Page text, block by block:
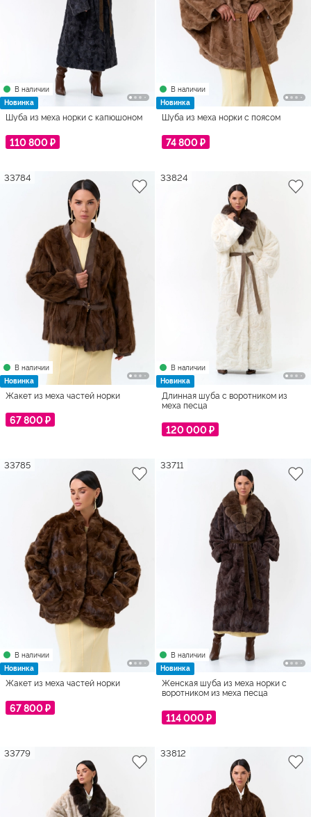
В наличии
Новинка
Шуба из меха норки с капюшоном
110 800 ₽
В наличии
Новинка
Шуба из меха норки с поясом
74 800 ₽
В наличии
Новинка
33784
Жакет из меха частей норки
67 800 ₽
В наличии
Новинка
33824
Длинная шуба с воротником из
меха песца
120 000 ₽
В наличии
Новинка
33785
Жакет из меха частей норки
67 800 ₽
В наличии
Новинка
33711
Женская шуба из меха норки с
воротником из меха песца
114 000 ₽
33779 33812